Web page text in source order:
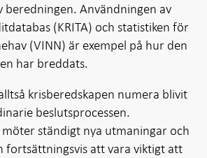
beredningen. Användningen av
(KRITA) och statistiken för
(VINN) är exempel på hur den
har breddats.
krisberedskapen numera blivit
beslutsprocessen.
ständigt nya utmaningar och
fortsättningsvis att vara viktigt att